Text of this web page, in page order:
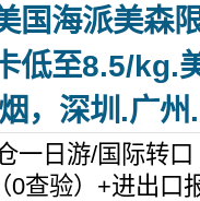
国海派美森
低至8.5/kg.
，深圳.广
一日游/国际转口
0查验）+进出口